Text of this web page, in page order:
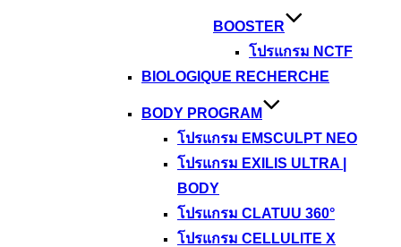
BOOSTER
โปรแกรม NCTF
BIOLOGIQUE RECHERCHE
BODY PROGRAM
โปรแกรม EMSCULPT NEO
โปรแกรม EXILIS ULTRA |
BODY
โปรแกรม CLATUU 360°
โปรแกรม CELLULITE X